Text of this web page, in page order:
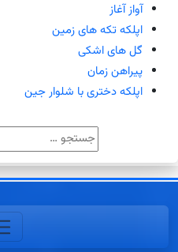
آواز آغاز
اپلکه تکه های زمین
گل های اشکی
پیراهن زمان
اپلکه دختری با شلوار جین
جستجو
برای: